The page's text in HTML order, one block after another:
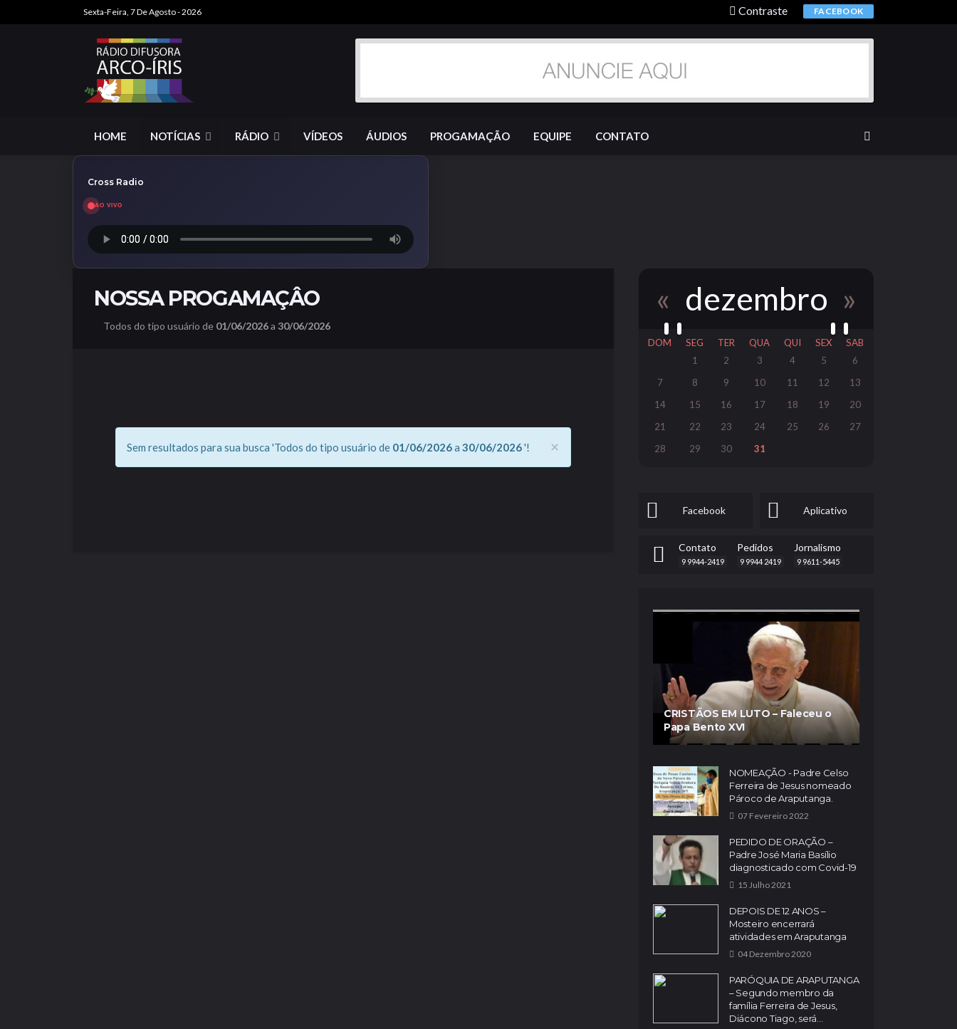
Sexta-Feira, 7 De Agosto - 2026 Contraste FACEBOOK
HOME NOTÍCIAS RÁDIO VÍDEOS ÁUDIOS PROGAMAÇÃO EQUIPE CONTATO
Cross Radio
AO VIVO
NOSSA PROGAMAÇÂO
Todos do tipo usuário de 01/06/2026a 30/06/2026
×
Sem resultados para sua busca 'Todos do tipo usuário de 01/06/2026a 30/06/2026'!
« dezembro »
DOM SEG TER QUA QUI SEX
SAB
1
2 3 4 5
6
7
8 9 10 11 12
13
14
15 16 17 18 19
20
21
22 23 24 25 26
27
28
29 30 31
Facebook Aplicativo
Contato
9 9944-2419
Pedidos
9 9944 2419
Jornalismo
9 9611-5445
CRISTÃOS EM LUTO – Faleceu o
Papa Bento XVI
NOMEAÇÃO - Padre Celso
Ferreira de Jesus nomeado
Pároco de Araputanga.
07 Fevereiro 2022
PEDIDO DE ORAÇÃO –
Padre José Maria Basílio
diagnosticado com Covid-19
15 Julho 2021
DEPOIS DE 12 ANOS –
Mosteiro encerrará
atividades em Araputanga
04 Dezembro 2020
PARÓQUIA DE ARAPUTANGA
– Segundo membro da
família Ferreira de Jesus,
Diácono Tiago, será...